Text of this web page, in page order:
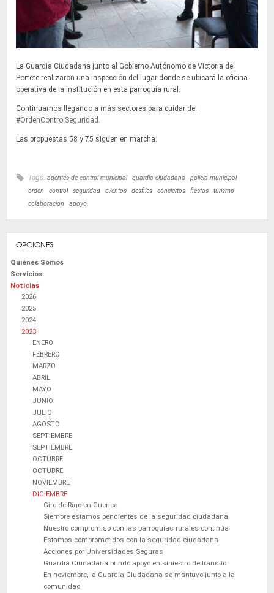
La Guardia Ciudadana junto al Gobierno Autónomo de Victoria del
Portete realizaron una inspección del lugar donde se ubicará la oficina
operativa de la institución en esta parroquia rural.
Continuamos llegando a más sectores para cuidar del
#OrdenControlSeguridad .
Las propuestas 58 y 75 siguen en marcha.
Tags: agentes de control municipal guardia ciudadana
policia municipal
orden
control seguridad eventos desfiles conciertos fiestas
turismo
colaboracion
apoyo
OPCIONES
Quiénes Somos
Servicios
Noticias
2026
2025
2024
2023
ENERO
FEBRERO
MARZO
ABRIL
MAYO
JUNIO
JULIO
AGOSTO
SEPTIEMBRE
SEPTIEMBRE
OCTUBRE
OCTUBRE
NOVIEMBRE
DICIEMBRE
Giro de Rigo en Cuenca
Siempre estamos pendientes de la seguridad ciudadana
Nuestro compromiso con las parroquias rurales continúa
Estamos comprometidos con la seguridad ciudadana
Acciones por Universidades Seguras
Guardia Ciudadana brindó apoyo en siniestro de tránsito
En noviembre, la Guardia Ciudadana se mantuvo junto a la
comunidad